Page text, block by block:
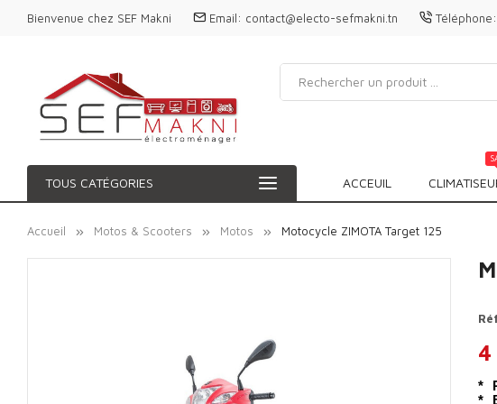
Bienvenue chez SEF Makni Email: contact@electo-sefmakni.tn Téléphone:
TOUS CATÉGORIES ACCEUIL
Accueil Motos & Scooters Motos Motocycle ZIMOTA Target 125
4
*
*